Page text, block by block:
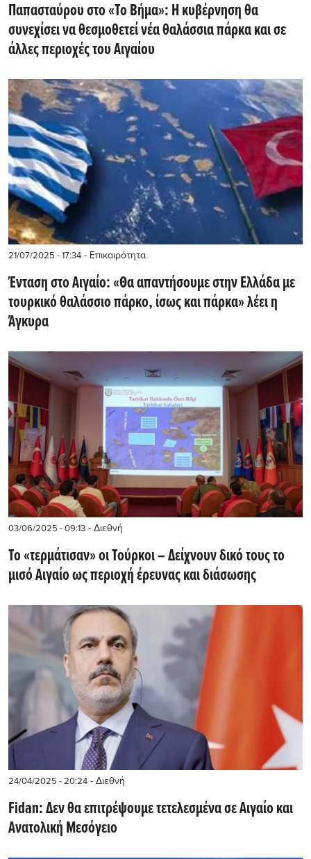
Παπασταύρου στο «Το Βήμα»: Η κυβέρνηση θα
συνεχίσει να θεσμοθετεί νέα θαλάσσια πάρκα και σε
άλλες περιοχές του Αιγαίου
21/07/2025 - 17:34 - Επικαιρότητα
Ένταση στο Αιγαίο: «Θα απαντήσουμε στην Ελλάδα με
τουρκικό θαλάσσιο πάρκο, ίσως και πάρκα» λέει η
Άγκυρα
03/06/2025 - 09:13 - Διεθνή
Το «τερμάτισαν» οι Τούρκοι – Δείχνουν δικό τους το
μισό Αιγαίο ως περιοχή έρευνας και διάσωσης
24/04/2025 - 20:24 - Διεθνή
Fidan: Δεν θα επιτρέψουμε τετελεσμένα σε Αιγαίο και
Ανατολική Μεσόγειο